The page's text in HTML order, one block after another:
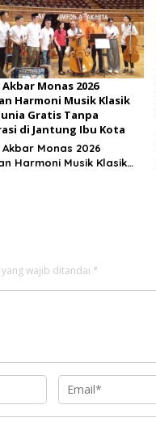
Monas 2026
Harmoni Musik Klasik
Gratis Tanpa
di Jantung Ibu Kota
Akbar Monas 2026
Harmoni Musik Klasik
yang wajib ditandai *